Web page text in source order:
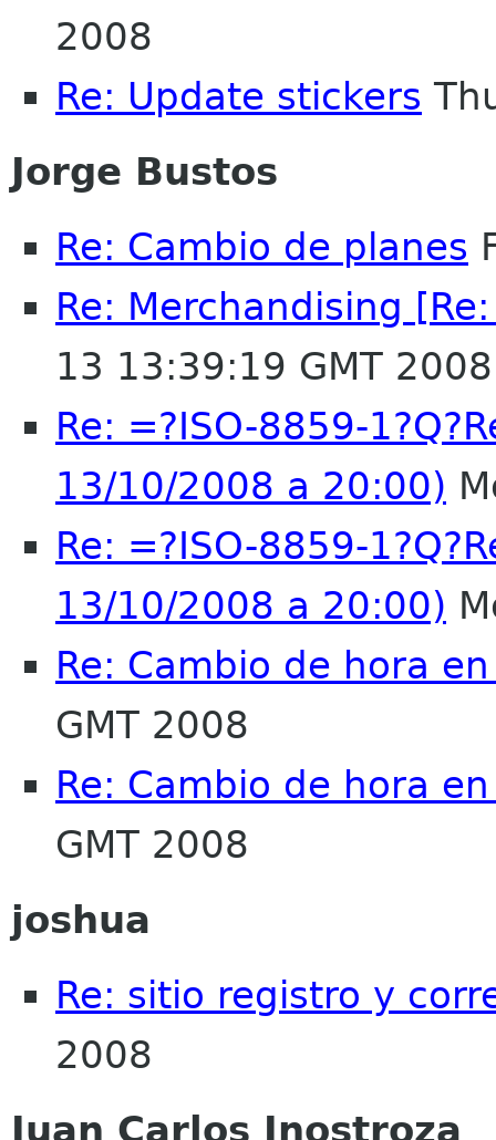
2008
Re: Update stickers
Jorge Bustos
Re: Cambio de planes
Re: Merchandising
13 13:39:19 GMT 2008
Re: =?ISO-8859-
13/10/2008 a 20:00)
Re: =?ISO-8859-
13/10/2008 a 20:00)
Re: Cambio de hora
GMT 2008
Re: Cambio de hora
GMT 2008
joshua
Re: sitio registro y
2008
Juan Carlos Inostroza